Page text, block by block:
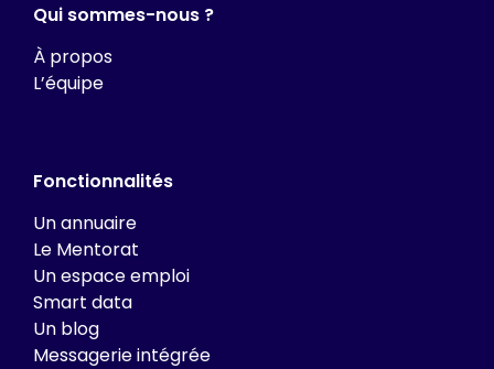
Qui sommes-nous ?
À propos
L’équipe
Fonctionnalités
Un annuaire
Le Mentorat
Un espace emploi
Smart data
Un blog
Messagerie intégrée